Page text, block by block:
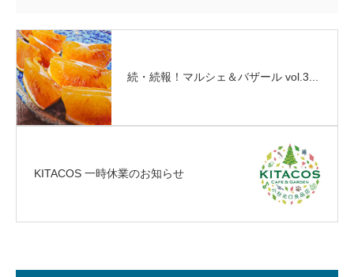
続・続報！マルシェ＆バザール vol.3...
KITACOS 一時休業のお知らせ